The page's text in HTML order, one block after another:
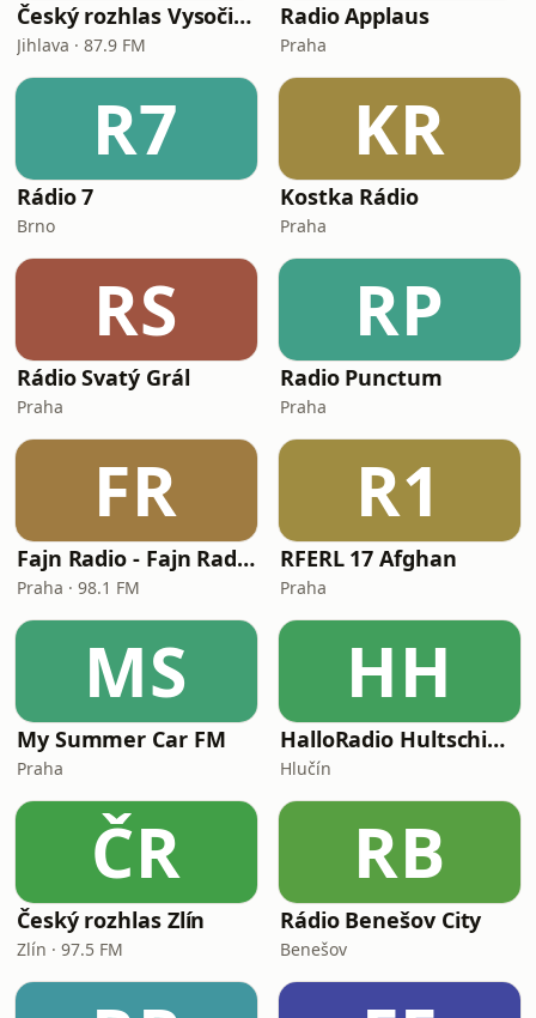
Český rozhlas Vysočina
Jihlava · 87.9 FM
Radio Applaus
Praha
R7
Rádio 7
Brno
KR
Kostka Rádio
Praha
RS
Rádio Svatý Grál
Praha
RP
Radio Punctum
Praha
FR
Fajn Radio - Fajn Radio Agara
Praha · 98.1 FM
R1
RFERL 17 Afghan
Praha
MS
My Summer Car FM
Praha
HH
HalloRadio Hultschin/Hlucin
Hlučín
ČR
Český rozhlas Zlín
Zlín · 97.5 FM
RB
Rádio Benešov City
Benešov